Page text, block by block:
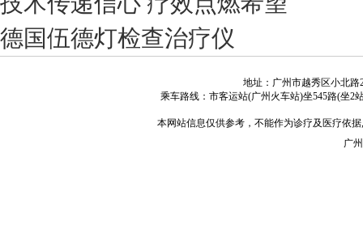
德国伍德灯检查治疗仪
地址：广州市越秀区小北路
乘车路线：市客运站(广州火车站)坐545路(坐2
本网站信息仅供参考，不能作为诊疗及医疗依
广